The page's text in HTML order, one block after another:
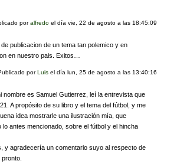
poralfredo el díavie, 22 de agosto a las 18:45:09
publicacion de un tema tan polemico y en
en nuestro pais. Exitos…
porLuis el díalun, 25 de agosto a las 13:40:16
nombre es Samuel Gutierrez, leí la entrevista que
A propósito de su libro y el tema del fútbol, y me
idea mostrarle una ilustración mía, que
lo antes mencionado, sobre el fútbol y el hincha
y agradecería un comentario suyo al respecto de